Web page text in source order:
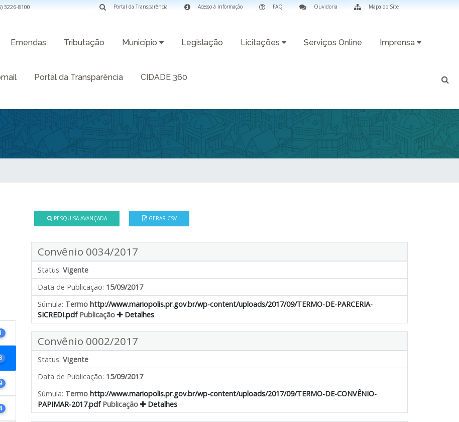
3226-8100 Mapa do Site
Ouvidoria
FAQ
Acesso à Informação
Portal da Transparência
Emendas Tributação Município Legislação Licitações Serviços Online Imprensa
Portal da Transparência CIDADE 360
PESQUISA AVANÇADA GERAR CSV
Convênio 0034/2017
Status: Vigente
Data de Publicação: 15/09/2017
Súmula: Termo http://www.mariopolis.pr.gov.br/wp-content/uploads/2017/09/TERMO-DE-PARCERIA-
SICREDI.pdfPublicação Detalhes
Convênio 0002/2017
Status: Vigente
Data de Publicação: 15/09/2017
Súmula: Termo http://www.mariopolis.pr.gov.br/wp-content/uploads/2017/09/TERMO-DE-CONVÊNIO-
PAPIMAR-2017.pdfPublicação Detalhes